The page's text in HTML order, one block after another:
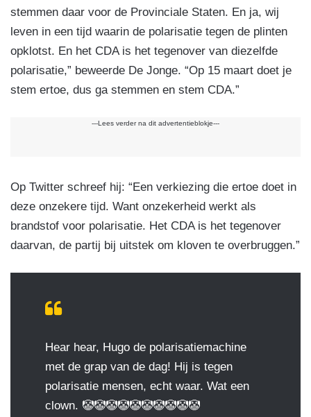
stemmen daar voor de Provinciale Staten. En ja, wij
leven in een tijd waarin de polarisatie tegen de plinten
opklotst. En het CDA is het tegenover van diezelfde
polarisatie,” beweerde De Jonge. “Op 15 maart doet je
stem ertoe, dus ga stemmen en stem CDA.”
---Lees verder na dit advertentieblokje---
Op Twitter schreef hij: “Een verkiezing die ertoe doet in
deze onzekere tijd. Want onzekerheid werkt als
brandstof voor polarisatie. Het CDA is het tegenover
daarvan, de partij bij uitstek om kloven te overbruggen.”
Hear hear, Hugo de polarisatiemachine
met de grap van de dag! Hij is tegen
polarisatie mensen, echt waar. Wat een
clown. 🤡🤡🤡🤡🤡🤡🤡🤡🤡🤡